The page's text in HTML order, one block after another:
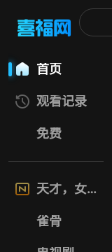
首页
观看记录
免费
天才，女友
雀骨